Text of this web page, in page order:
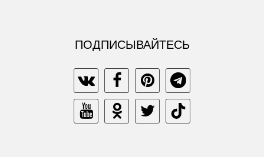
ПОДПИСЫВАЙТЕСЬ